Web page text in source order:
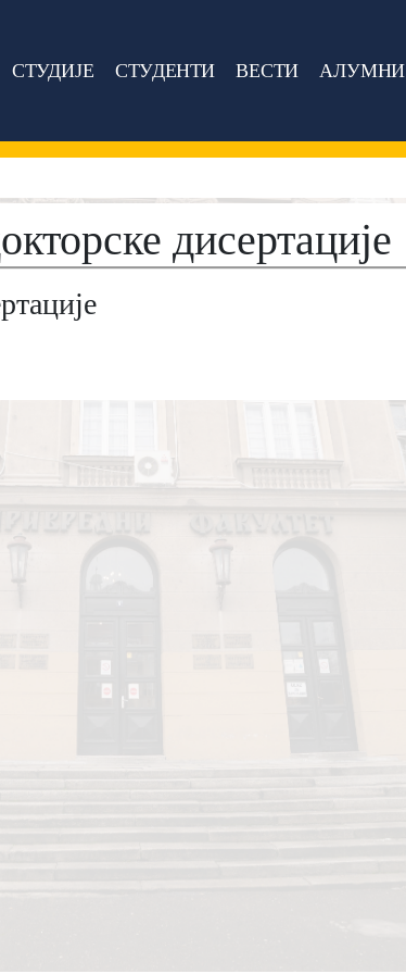
СТУДИЈЕ СТУДЕНТИ ВЕСТИ АЛУМНИ
дисертације